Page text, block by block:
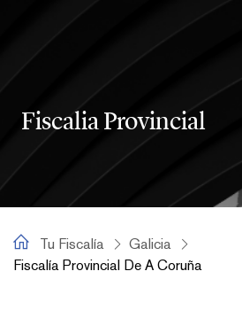
Fiscalia Provincial
Tu Fiscalía
Tu Fiscalía
Galicia
Fiscalía Provincial De A Coruña